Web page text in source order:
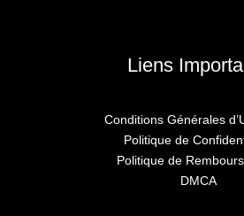
Liens
Conditions Générales
Politique de
Politique de
DMCA